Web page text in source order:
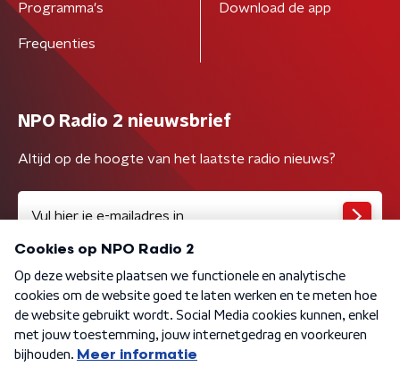
Programma's
Frequenties
Download de app
NPO Radio 2 nieuwsbrief
Altijd op de hoogte van het laatste radio nieuws?
Algemene voorwaarden